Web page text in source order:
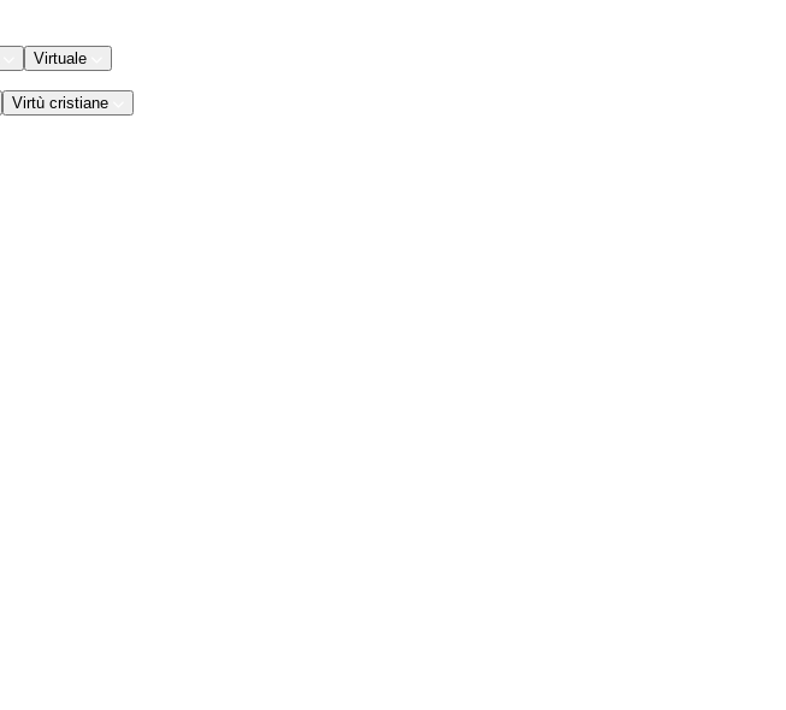
Virtuale
Virtù cristiane